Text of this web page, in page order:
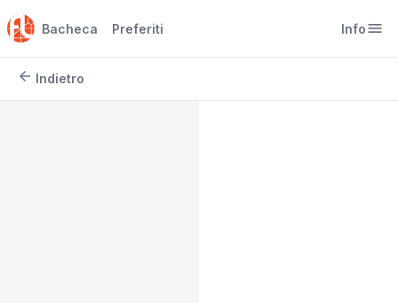
Bacheca Preferiti Infomenu
arrow_back Indietro